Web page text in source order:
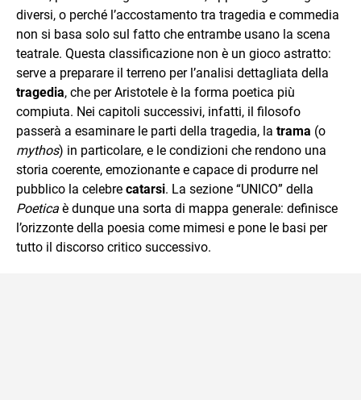
diversi, o perché l’accostamento tra tragedia e commedia
non si basa solo sul fatto che entrambe usano la scena
teatrale. Questa classificazione non è un gioco astratto:
serve a preparare il terreno per l’analisi dettagliata della
tragedia, che per Aristotele è la forma poetica più
compiuta. Nei capitoli successivi, infatti, il filosofo
passerà a esaminare le parti della tragedia, la trama (o
mythos) in particolare, e le condizioni che rendono una
storia coerente, emozionante e capace di produrre nel
pubblico la celebre catarsi. La sezione “UNICO” della
Poetica è dunque una sorta di mappa generale: definisce
l’orizzonte della poesia come mimesi e pone le basi per
tutto il discorso critico successivo.